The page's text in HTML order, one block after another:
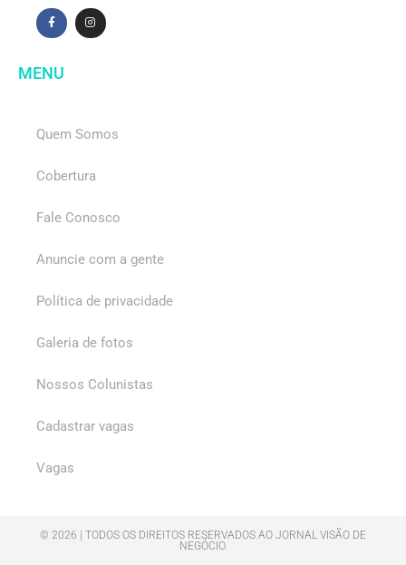
MENU
Quem Somos
Cobertura
Fale Conosco
Anuncie com a gente
Política de privacidade
Galeria de fotos
Nossos Colunistas
Cadastrar vagas
Vagas
© 2026 | TODOS OS DIREITOS RESERVADOS AO JORNAL VISÃO DE
NEGÓCIO.